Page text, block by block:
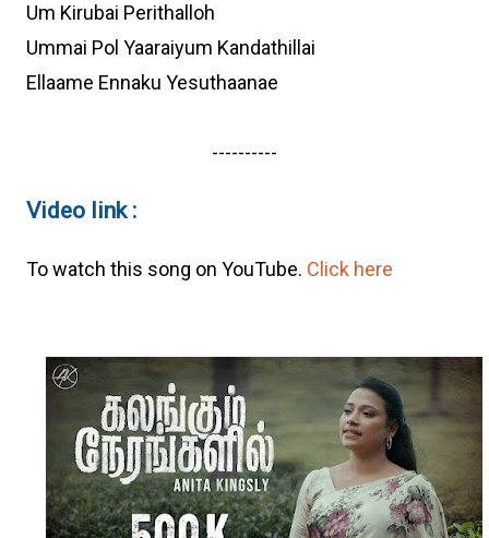
Um Kirubai Perithalloh
Ummai Pol Yaaraiyum Kandathillai
Ellaame Ennaku Yesuthaanae
----------
Video link :
To watch this song on YouTube. Click here